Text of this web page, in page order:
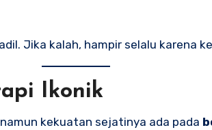
Jika kalah, hampir selalu karena
Ikonik
kekuatan sejatinya ada pada